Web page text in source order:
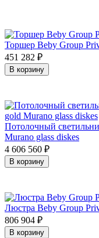
Торшер Beby Group
451 282 ₽
В корзину
Потолочный
Murano glass diskes
4 606 560 ₽
В корзину
Люстра Beby Group
806 904 ₽
В корзину